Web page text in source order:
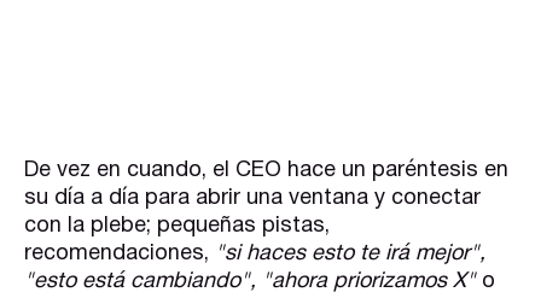
De vez en cuando, el CEO hace un paréntesis en
su día a día para abrir una ventana y conectar
con la plebe; pequeñas pistas,
recomendaciones, "si haces esto te irá mejor",
"esto está cambiando", "ahora priorizamos X"o